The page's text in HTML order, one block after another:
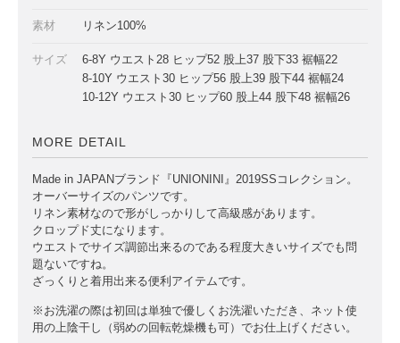
素材 リネン100%
サイズ
6-8Y ウエスト28 ヒップ52 股上37 股下33 裾幅22
8-10Y ウエスト30 ヒップ56 股上39 股下44 裾幅24
10-12Y ウエスト30 ヒップ60 股上44 股下48 裾幅26
MORE DETAIL
Made in JAPANブランド『UNIONINI』2019SSコレクション。
オーバーサイズのパンツです。
リネン素材なので形がしっかりして高級感があります。
クロップド丈になります。
ウエストでサイズ調節出来るのである程度大きいサイズでも問
題ないですね。
ざっくりと着用出来る便利アイテムです。
※お洗濯の際は初回は単独で優しくお洗濯いただき、ネット使
用の上陰干し（弱めの回転乾燥機も可）でお仕上げください。